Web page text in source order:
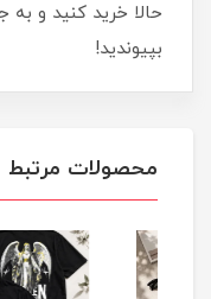
حالا خرید کنید و
بپیوندید!
محصولات مرتبط